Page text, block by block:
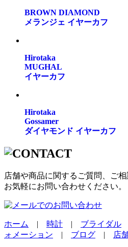
BROWN DIAMOND
メランジェ イヤーカフ
Hirotaka
MUGHAL
イヤーカフ
Hirotaka
Gossamer
ダイヤモンド イヤーカフ
店舗や商品に関するご質問、ご
お気軽にお問い合わせください。
ホーム | 時計 | ブライダル
ォメーション | ブログ | 店